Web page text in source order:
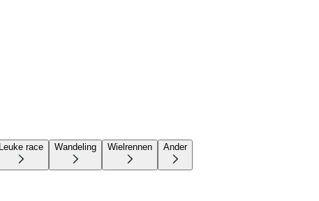
Leuke race Wandeling Wielrennen Ander